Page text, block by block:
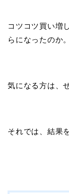
コツコツ買い増
らになったのか。
気になる方は、
それでは、結果